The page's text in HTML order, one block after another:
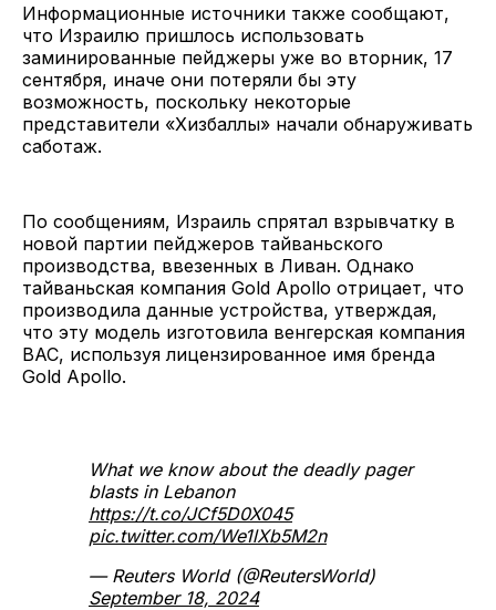
Информационные источники также сообщают,
что Израилю пришлось использовать
заминированные пейджеры уже во вторник, 17
сентября, иначе они потеряли бы эту
возможность, поскольку некоторые
представители «Хизбаллы» начали обнаруживать
саботаж.
По сообщениям, Израиль спрятал взрывчатку в
новой партии пейджеров тайваньского
производства, ввезенных в Ливан. Однако
тайваньская компания Gold Apollo отрицает, что
производила данные устройства, утверждая,
что эту модель изготовила венгерская компания
BAC, используя лицензированное имя бренда
Gold Apollo.
What we know about the deadly pager
blasts in Lebanon
https://t.co/JCf5D0X045
pic.twitter.com/We1lXb5M2n
— Reuters World (@ReutersWorld)
September 18, 2024